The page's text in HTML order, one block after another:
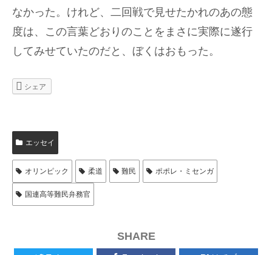
なかった。けれど、二回戦で見せたかれのあの態
度は、この言葉どおりのことをまさに実際に遂行
してみせていたのだと、ぼくはおもった。
シェア
エッセイ
オリンピック 柔道 難民 ポポレ・ミセンガ
国連高等難民弁務官
SHARE